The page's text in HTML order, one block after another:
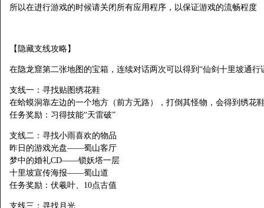
所以在进行游戏的时候请关闭所有应用程序，以保证游戏的流畅程度
【隐藏支线攻略】
在隐龙窟第二张地图的宝箱，连续对话两次可以得到“仙剑十里坡通行
支线一：寻找贴图绣花鞋
在蛤蟆洞靠左边的一个地方（前方无路），打倒其怪物，会得到绣花
任务奖励：习得技能“天雷破”
支线二：寻找小雨喜欢的物品
昨日的游戏光盘——蜀山客厅
梦中的婚礼CD——锁妖塔一层
十里坡宣传海报——蜀山道
任务奖励：伏羲叶、10点古值
支线三：寻找月光